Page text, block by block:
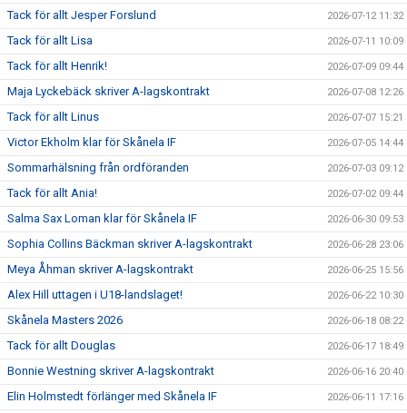
Tack för allt Jesper Forslund 2026-07-12 11:32
Tack för allt Lisa 2026-07-11 10:09
Tack för allt Henrik! 2026-07-09 09:44
Maja Lyckebäck skriver A-lagskontrakt 2026-07-08 12:26
Tack för allt Linus 2026-07-07 15:21
Victor Ekholm klar för Skånela IF 2026-07-05 14:44
Sommarhälsning från ordföranden 2026-07-03 09:12
Tack för allt Ania! 2026-07-02 09:44
Salma Sax Loman klar för Skånela IF 2026-06-30 09:53
Sophia Collins Bäckman skriver A-lagskontrakt 2026-06-28 23:06
Meya Åhman skriver A-lagskontrakt 2026-06-25 15:56
Alex Hill uttagen i U18-landslaget! 2026-06-22 10:30
Skånela Masters 2026 2026-06-18 08:22
Tack för allt Douglas 2026-06-17 18:49
Bonnie Westning skriver A-lagskontrakt 2026-06-16 20:40
Elin Holmstedt förlänger med Skånela IF 2026-06-11 17:16